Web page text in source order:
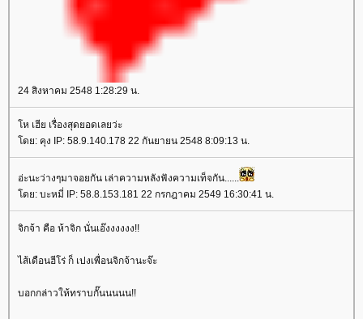
24 สิงหาคม 2548 1:28:29 น.
โห เฮีย เรื่องสุดยอดเลยว่ะ
โดย: คุง IP: 58.9.140.178 22 กันยายน 2548 8:09:13 น.
อ่ะนะว่างๆมาจอยกัน เล่าความหลังฟังความเท็จกัน......
โดย: บะหมี่ IP: 58.8.153.181 22 กรกฎาคม 2549 16:30:41 น.
จิกจ้า คือ ห้าจิก นั่นเอ๊งงงงงง!!
ไส้เดือนฮีโร่ ก็ เปงเพื่อนจิกจ้านะจ๊ะ
บอกกล่าวให้ทราบกั๊นนนนน!!